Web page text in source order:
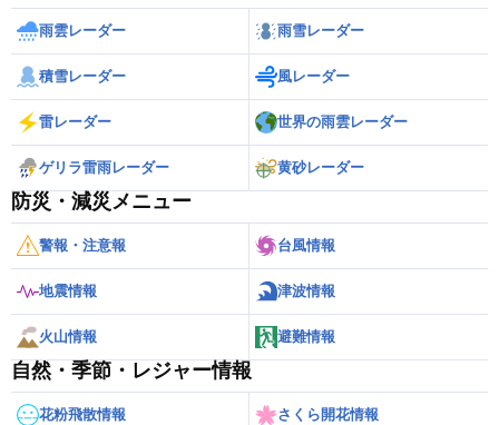
雨雲レーダー 雨雪レーダー
積雪レーダー 風レーダー
雷レーダー 世界の雨雲レーダー
ゲリラ雷雨レーダー 黄砂レーダー
防災・減災メニュー
警報・注意報 台風情報
地震情報 津波情報
火山情報 避難情報
自然・季節・レジャー情報
花粉飛散情報 さくら開花情報